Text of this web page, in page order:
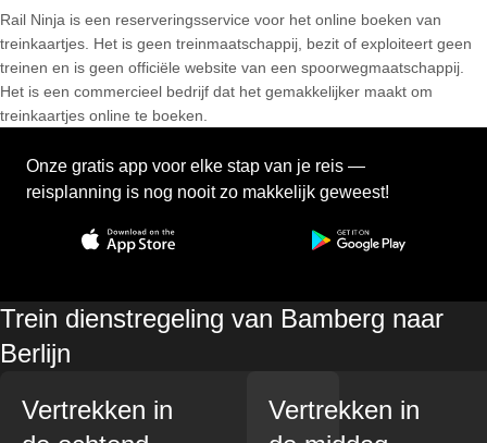
Rail Ninja is een reserveringsservice voor het online boeken van
treinkaartjes. Het is geen treinmaatschappij, bezit of exploiteert geen
treinen en is geen officiële website van een spoorwegmaatschappij.
Het is een commercieel bedrijf dat het gemakkelijker maakt om
treinkaartjes online te boeken.
Onze gratis app voor elke stap van je reis —
reisplanning is nog nooit zo makkelijk geweest!
Trein dienstregeling van Bamberg naar
Berlijn
Vertrekken in
Vertrekken in